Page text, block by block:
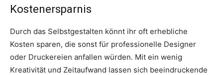
Kostenersparnis
Durch das Selbstgestalten könnt ihr oft erhebliche
Kosten sparen, die sonst für professionelle Designer
oder Druckereien anfallen würden. Mit ein wenig
Kreativität und Zeitaufwand lassen sich beeindruckende